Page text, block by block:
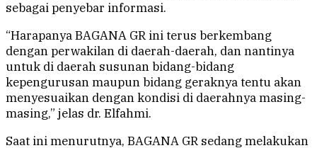
sebagai penyebar informasi.
“Harapanya BAGANA GR ini terus berkembang
dengan perwakilan di daerah-daerah, dan nantinya
untuk di daerah susunan bidang-bidang
kepengurusan maupun bidang geraknya tentu akan
menyesuaikan dengan kondisi di daerahnya masing-
masing,” jelas dr. Elfahmi.
Saat ini menurutnya, BAGANA GR sedang melakukan